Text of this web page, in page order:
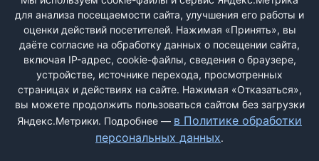
РЕГИСТРАЦИЯ
Быстрая регистрациячерез соцсети:
для анализа посещаемости сайта, улучшения его работы и
оценки действий посетителей. Нажимая «Принять», вы
даёте согласие на обработку данных о посещении сайта,
включая IP-адрес, cookie-файлы, сведения о браузере,
устройстве, источнике перехода, просмотренных
страницах и действиях на сайте. Нажимая «Отказаться»,
вы можете продолжить пользоваться сайтом без загрузки
Яндекс.Метрики. Подробнее — в Политике обработки
персональных данных.